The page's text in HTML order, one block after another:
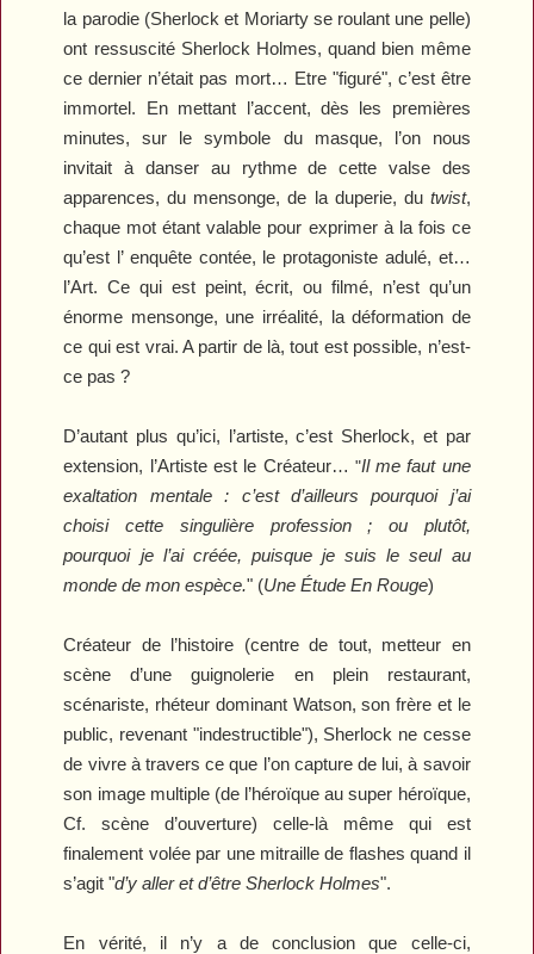
la parodie (Sherlock et Moriarty se roulant une pelle)
ont ressuscité Sherlock Holmes, quand bien même
ce dernier n’était pas mort… Etre "figuré", c’est être
immortel. En mettant l’accent, dès les premières
minutes, sur le symbole du masque, l’on nous
invitait à danser au rythme de cette valse des
apparences, du mensonge, de la duperie, du twist,
chaque mot étant valable pour exprimer à la fois ce
qu’est l’ enquête contée, le protagoniste adulé, et…
l’Art. Ce qui est peint, écrit, ou filmé, n’est qu’un
énorme mensonge, une irréalité, la déformation de
ce qui est vrai. A partir de là, tout est possible, n’est-
ce pas ?
D’autant plus qu’ici, l’artiste, c’est Sherlock, et par
extension, l’Artiste est le Créateur… "Il me faut une
exaltation mentale : c’est d’ailleurs pourquoi j’ai
choisi cette singulière profession ; ou plutôt,
pourquoi je l’ai créée, puisque je suis le seul au
monde de mon espèce." (Une Étude En Rouge)
Créateur de l’histoire (centre de tout, metteur en
scène d’une guignolerie en plein restaurant,
scénariste, rhéteur dominant Watson, son frère et le
public, revenant "indestructible"), Sherlock ne cesse
de vivre à travers ce que l’on capture de lui, à savoir
son image multiple (de l’héroïque au super héroïque,
Cf. scène d’ouverture) celle-là même qui est
finalement volée par une mitraille de flashesquand il
s’agit "d’y aller et d’être Sherlock Holmes".
En vérité, il n’y a de conclusion que celle-ci,